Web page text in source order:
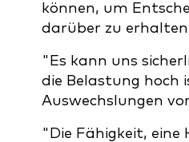
können, um
darüber zu
"Es kann uns
die Belastung hoch
Auswechslungen
"Die Fähigkeit, eine